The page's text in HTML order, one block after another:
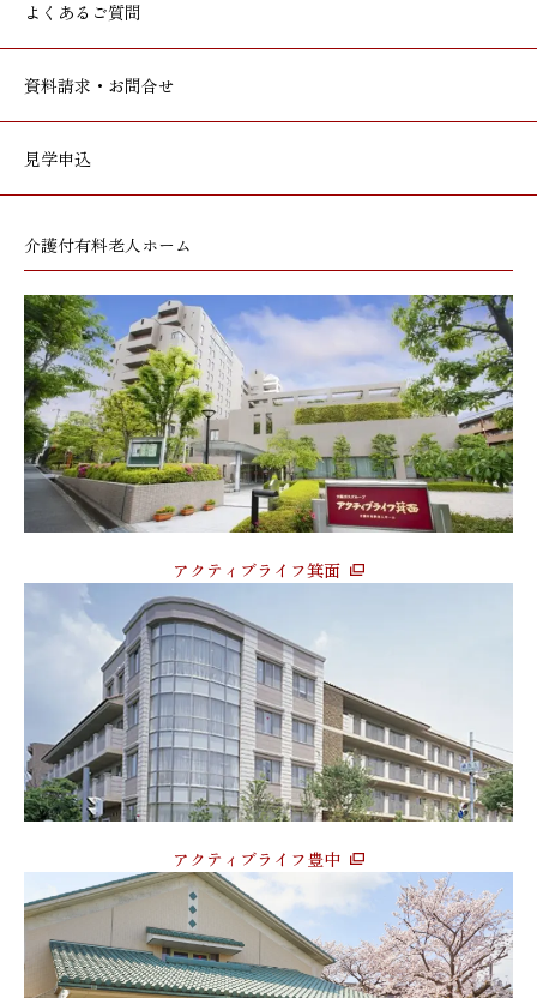
よくあるご質問
資料請求・お問合せ
見学申込
介護付有料老人ホーム
アクティブライフ箕面
アクティブライフ豊中